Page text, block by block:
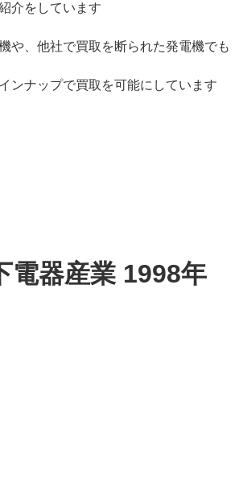
介をしています
や、他社で買取を断られた発電機でも
ンナップで買取を可能にしています
電器産業 1998年